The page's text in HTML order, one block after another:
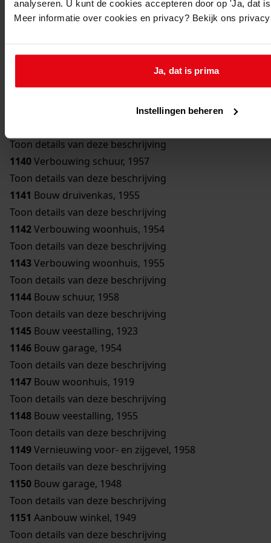
analyseren. U kunt de cookies accepteren door op 'Ja, dat
Meer informatie over cookies en privacy? Bekijk ons
Ja, dat is prima
Instellingen beheren
Toon details van deze beschrijving
1136Bouw bergplaats, 1950
Toon details van deze beschrijving
1137Bouw schuur, 1951
Toon details van deze beschrijving
Toon details van deze beschrijving
Toon details van deze beschrijving
1140Verbouwing schuur, 1957
Toon details van deze beschrijving
1141 Bouw druivenkas, 1955
Toon details van deze beschrijving
1142Verbouwing woonhuis, 1954
Toon details van deze beschrijving
1143Verbouwing woonhuis, 1955
Toon details van deze beschrijving
1144 Bouw schuur, 1958
Toon details van deze beschrijving
1145 Bouw veestalling, 1923
1146 Bouw garage, 1954
Toon details van deze beschrijving
1147 Bouw woonhuis, 1919
Toon details van deze beschrijving
1148 Bouw veestalling, 1955
Toon details van deze beschrijving
1149Vernieuwing voor- en zijgevel, 1958
Toon details van deze beschrijving
1150 Bouw garage, 1948
Toon details van deze beschrijving
1151 Aanbouw winkel, 1949
Toon details van deze beschrijving